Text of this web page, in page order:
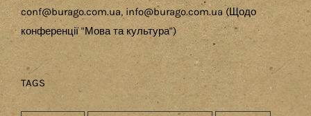
conf@burago.com.ua, info@burago.com.ua (Щодо
конференції "Мова та культура")
TAGS